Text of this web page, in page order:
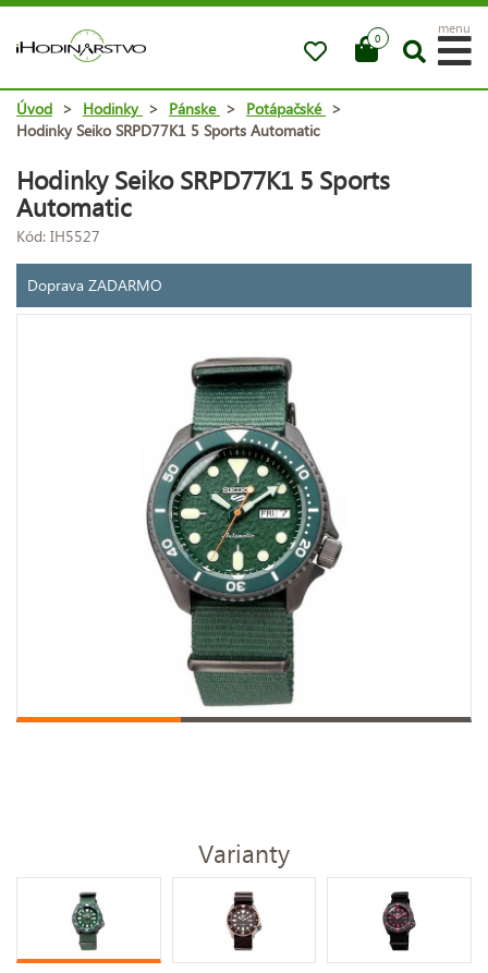
0
menu
Úvod > Hodinky > Pánske > Potápačské >
Hodinky Seiko SRPD77K1 5 Sports Automatic
Hodinky Seiko SRPD77K1 5 Sports
Automatic
Kód: IH5527
Doprava ZADARMO
Varianty